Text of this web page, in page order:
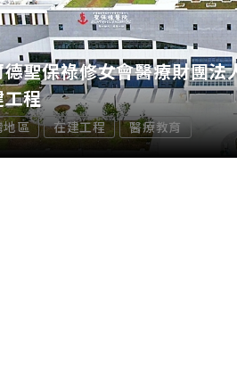
聖保祿修女會醫療財團
程
地區 在建工程 醫療教育